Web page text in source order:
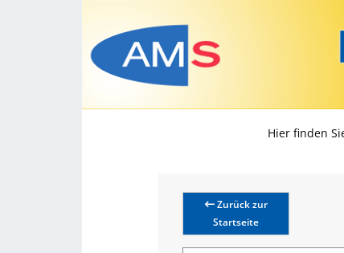
Hier finden
Zurück zur
Startseite